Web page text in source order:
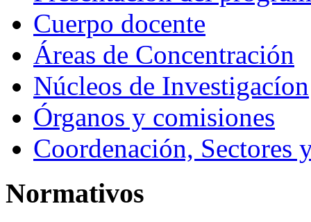
Cuerpo docente
Áreas de Concentración
Núcleos de Investigacíon
Órganos y comisiones
Coordenación, Sectores
Normativos